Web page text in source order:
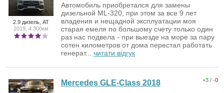
2.9 дизель, AT
2019, 4.300км
Автомобиль приобретался для замены
дизельной ML-320, при этом за все 9 лет
владения и нещадной эксплуатации моя
старая емеля по большому счету только один
раз нас подвела - при выезде на море за пару
сотен километров от дома перестал работать
генерат... читати відгук
+3 / -0
Mercedes GLE-Class 2018